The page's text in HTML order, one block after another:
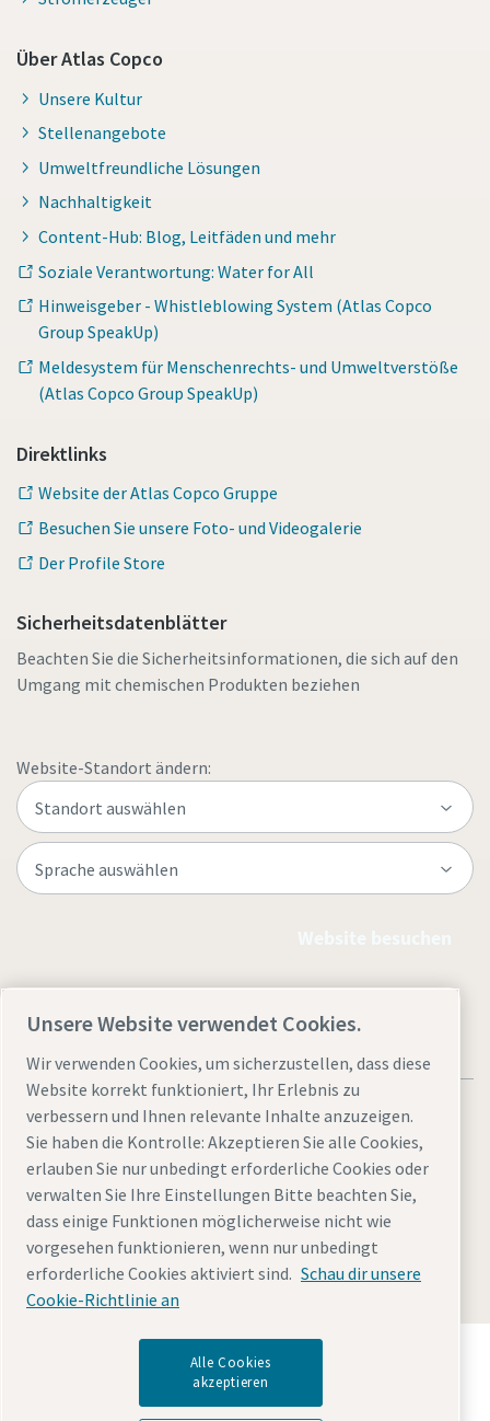
Über Atlas Copco
Unsere Kultur
Stellenangebote
Umweltfreundliche Lösungen
Nachhaltigkeit
Content-Hub: Blog, Leitfäden und mehr
Soziale Verantwortung: Water for All
Hinweisgeber - Whistleblowing System (Atlas Copco
Group SpeakUp)
Meldesystem für Menschenrechts- und Umweltverstöße
(Atlas Copco Group SpeakUp)
Direktlinks
Website der Atlas Copco Gruppe
Besuchen Sie unsere Foto- und Videogalerie
Der Profile Store
Sicherheitsdatenblätter
Beachten Sie die Sicherheitsinformationen, die sich auf den
Umgang mit chemischen Produkten beziehen
Website-Standort ändern:
Rechtliche Hinweise und Datenschutzerklärung
Cookies verwaltenBarrierefreiheitSitemap
© 2026 Atlas Copco
Entdecken Sie, wie die Atlas Copco Group
Technologien ermöglicht, die die Zukunft
Unsere Website verwendet Cookies.
Wir verwenden Cookies, um sicherzustellen, dass diese
Website korrekt funktioniert, Ihr Erlebnis zu
verbessern und Ihnen relevante Inhalte anzuzeigen.
Sie haben die Kontrolle: Akzeptieren Sie alle Cookies,
erlauben Sie nur unbedingt erforderliche Cookies oder
verwalten Sie Ihre Einstellungen Bitte beachten Sie,
dass einige Funktionen möglicherweise nicht wie
vorgesehen funktionieren, wenn nur unbedingt
erforderliche Cookies aktiviert sind. Schau dir unsere
Cookie-Richtlinie an
Alle Cookies
akzeptieren